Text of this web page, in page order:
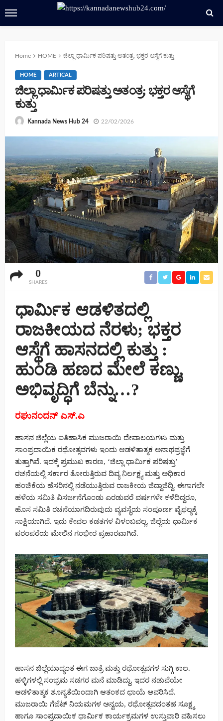
Home HOME ಜಿಲ್ಲಾ ಧಾರ್ಮಿಕ ಪರಿಷತ್ತು ಅತಂತ್ರ; ಭಕ್ತರ ಆಸ್ಥೆಗೆ ಕುತ್ತು
HOME ARTICAL
ಜಿಲ್ಲಾ ಧಾರ್ಮಿಕ ಪರಿಷತ್ತು ಅತಂತ್ರ; ಭಕ್ತರ ಆಸ್ಥೆಗೆ
ಕುತ್ತು
Kannada News Hub 24 22/02/2026
0
SHARES
ಧಾರ್ಮಿಕ ಆಡಳಿತದಲ್ಲಿ
ರಾಜಕೀಯದ ನೆರಳು; ಭಕ್ತರ
ಆಸ್ಥೆಗೆ ಹಾಸನದಲ್ಲಿ ಕುತ್ತು :
ಹುಂಡಿ ಹಣದ ಮೇಲೆ ಕಣ್ಣು,
ಅಭಿವೃದ್ಧಿಗೆ ಬೆನ್ನು…?
ರಘುನಂದನ್ ಎಸ್.ಎ
ಹಾಸನ ಜಿಲ್ಲೆಯ ಐತಿಹಾಸಿಕ ಮುಜರಾಯಿ ದೇವಾಲಯಗಳು ಮತ್ತು
ಸಾಂಪ್ರದಾಯಿಕ ರಥೋತ್ಸವಗಳು ಇಂದು ಆಡಳಿತಾತ್ಮಕ ಅನಾಥಪ್ರಜ್ಞೆಗೆ
ತುತ್ತಾಗಿವೆ. ಇದಕ್ಕೆ ಪ್ರಮುಖ ಕಾರಣ, ‘ಜಿಲ್ಲಾ ಧಾರ್ಮಿಕ ಪರಿಷತ್ತು’
ರಚನೆಯಲ್ಲಿ ಸರ್ಕಾರ ತೋರುತ್ತಿರುವ ದಿವ್ಯ ನಿರ್ಲಕ್ಷ್ಯ ಮತ್ತು ಅಧಿಕಾರ
ಹಂಚಿಕೆಯ ಹೆಸರಿನಲ್ಲಿ ನಡೆಯುತ್ತಿರುವ ರಾಜಕೀಯ ಜಿದ್ದಾಜಿದ್ದಿ. ಈಗಾಗಲೇ
ಹಳೆಯ ಸಮಿತಿ ವಿಸರ್ಜನೆಗೊಂಡು ಎರಡುವರೆ ವರ್ಷಗಳೇ ಕಳೆದಿದ್ದರೂ,
ಹೊಸ ಸಮಿತಿ ರಚನೆಯಾಗದಿರುವುದು ವ್ಯವಸ್ಥೆಯ ಸಂಪೂರ್ಣ ವೈಫಲ್ಯಕ್ಕೆ
ಸಾಕ್ಷಿಯಾಗಿದೆ. ಇದು ಕೇವಲ ಕಡತಗಳ ವಿಳಂಬವಲ್ಲ, ಜಿಲ್ಲೆಯ ಧಾರ್ಮಿಕ
ಪರಂಪರೆಯ ಮೇಲಿನ ಗಂಭೀರ ಪ್ರಹಾರವಾಗಿದೆ.
ಹಾಸನ ಜಿಲ್ಲೆಯಾದ್ಯಂತ ಈಗ ಜಾತ್ರೆ ಮತ್ತು ರಥೋತ್ಸವಗಳ ಸುಗ್ಗಿ ಕಾಲ.
ಹಳ್ಳಿಗಳಲ್ಲಿ ಸಂಭ್ರಮ ಸಡಗರ ಮನೆ ಮಾಡಿದ್ದು, ಇದರ ನಡುವೆಯೇ
ಆಡಳಿತಾತ್ಮಕ ಶೂನ್ಯತೆಯಿಂದಾಗಿ ಆತಂಕದ ಛಾಯೆ ಆವರಿಸಿದೆ.
ಮುಜರಾಯಿ ಗೆಜೆಟ್ ನಿಯಮಗಳ ಅನ್ವಯ, ರಥೋತ್ಸವದಂತಹ ಸೂಕ್ಷ್ಮ
ಹಾಗೂ ಸಾಂಪ್ರದಾಯಿಕ ಧಾರ್ಮಿಕ ಕಾರ್ಯಕ್ರಮಗಳ ಉಸ್ತುವಾರಿ ವಹಿಸಲು